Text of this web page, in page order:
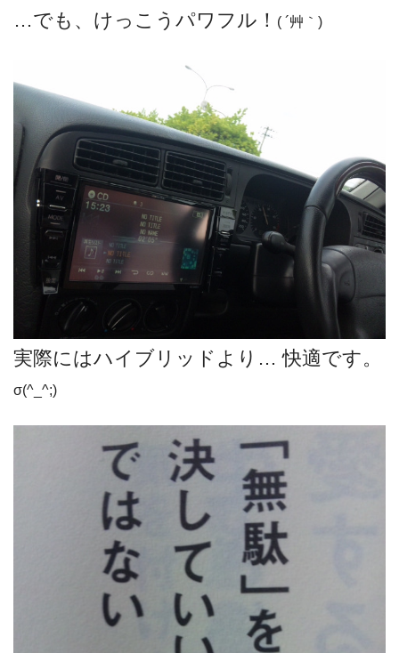
…でも、けっこうパワフル！ ( ´艸｀)
実際にはハイブリッドより… 快適です。
σ(^_^;)